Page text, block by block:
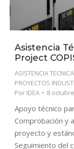
Asistencia
Project
ASISTENCIA TECNICA
PROYECTOS
Por IDEA 8
Apoyo técnico
Comprobación y
proyecto y
Seguimiento del